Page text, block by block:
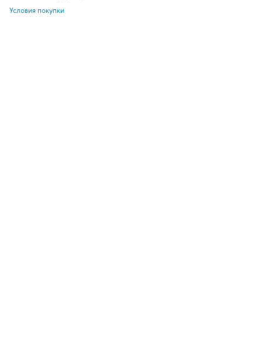
Условия покупки